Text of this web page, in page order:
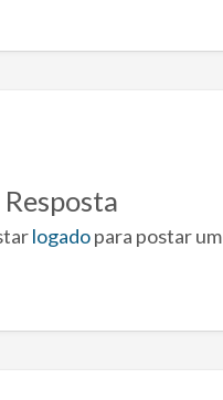
logadopara postar um